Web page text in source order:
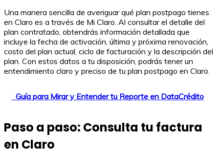
Una manera sencilla de averiguar qué plan postpago tienes
en Claro es a través de Mi Claro. Al consultar el detalle del
plan contratado, obtendrás información detallada que
incluye la fecha de activación, última y próxima renovación,
costo del plan actual, ciclo de facturación y la descripción del
plan. Con estos datos a tu disposición, podrás tener un
entendimiento claro y preciso de tu plan postpago en Claro.
Guía para Mirar y Entender tu Reporte en DataCrédito
Paso a paso: Consulta tu factura
en Claro